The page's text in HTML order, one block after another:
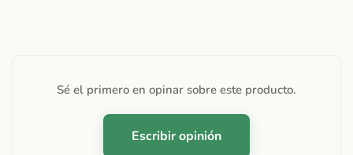
Sé el primero en opinar sobre este producto.
Escribir opinión